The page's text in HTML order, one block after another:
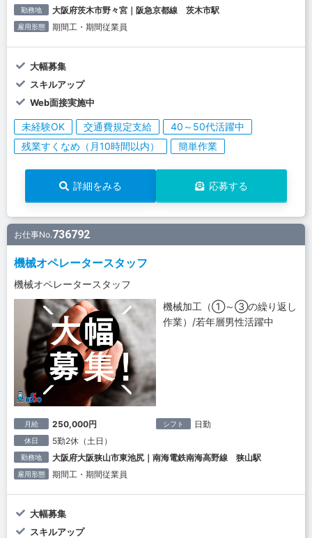
勤務地 大阪府茨木市野々宮｜阪急京都線 茨木市駅
雇用形態 期間工・期間従業員
大幅募集
スキルアップ
Web面接実施中
未経験OK 交通費規定支給
40～50代活躍中
残業すくなめ（月10時間以内）
簡単作業
詳細をみる 応募する
お仕事No.736792
機械オペレータースタッフ
機械オペレータースタッフ
機械加工（①～③の繰り返し
作業）/若年層男性活躍中
月給 250,000円 シフト 日勤
休日 5勤2休（土日）
勤務地 大阪府大阪狭山市東池尻｜南海電鉄南海高野線 狭山駅
雇用形態 期間工・期間従業員
大幅募集
スキルアップ